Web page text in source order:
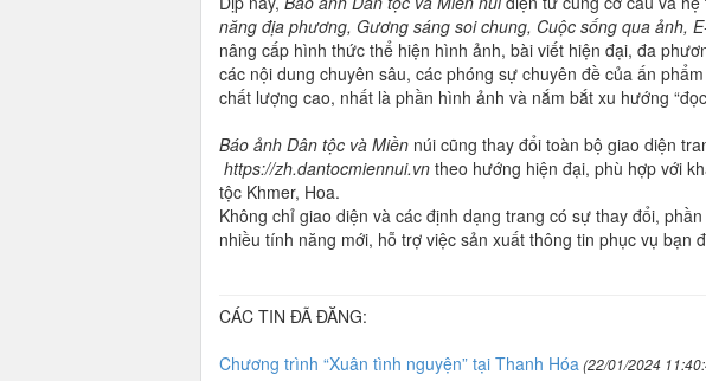
năng địa phương, Gương sáng soi chung, Cuộc sống qua ảnh,
nâng cấp hình thức thể hiện hình ảnh, bài viết hiện đại, đa
các nội dung chuyên sâu, các phóng sự chuyên đề của ấn
chất lượng cao, nhất là phần hình ảnh và nắm bắt xu hướng
Báo ảnh Dân tộc và Miền núi cũng thay đổi toàn bộ giao diện
https://zh.dantocmiennui.vntheo hướng hiện đại, phù hợp với
tộc Khmer, Hoa.
Không chỉ giao diện và các định dạng trang có sự thay đổi,
nhiều tính năng mới, hỗ trợ việc sản xuất thông tin phục vụ bạn
CÁC TIN ĐÃ ĐĂNG:
Chương trình “Xuân tình nguyện” tại Thanh Hóa (22/01/2024